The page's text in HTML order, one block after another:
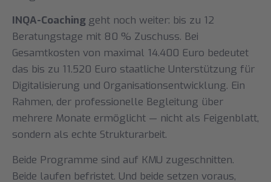
INQA-Coaching geht noch weiter: bis zu 12
Beratungstage mit 80 % Zuschuss. Bei
Gesamtkosten von maximal 14.400 Euro bedeutet
das bis zu 11.520 Euro staatliche Unterstützung für
Digitalisierung und Organisationsentwicklung. Ein
Rahmen, der professionelle Begleitung über
mehrere Monate ermöglicht — nicht als Feigenblatt,
sondern als echte Strukturarbeit.
Beide Programme sind auf KMU zugeschnitten.
Beide laufen befristet. Und beide setzen voraus,